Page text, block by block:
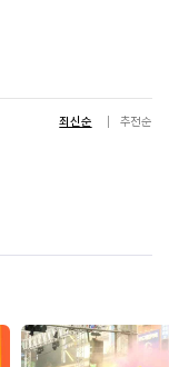
최신순 추천순